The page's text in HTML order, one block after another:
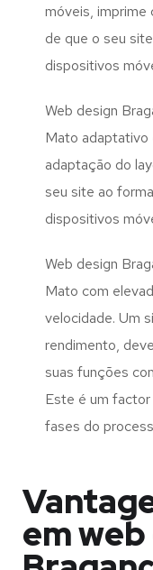
móveis, imprime
de que o seu
dispositivos
Web design
Mato adaptativo
adaptação do
seu site ao
dispositivos
Web design
Mato com
velocidade. Um
rendimento,
suas funções
Este é um
fases do
em